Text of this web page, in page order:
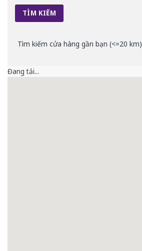
Tìm kiếm cửa hàng gần bạn (<=20 km)
Đang tải...